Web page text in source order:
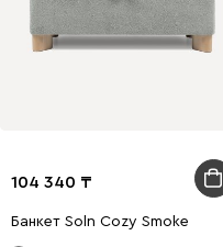
104 340
Банкет Soln Cozy Smoke